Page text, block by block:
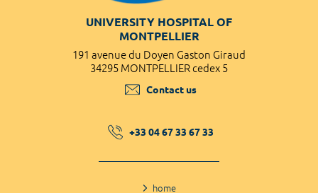
UNIVERSITY HOSPITAL OF
MONTPELLIER
191 avenue du Doyen Gaston Giraud
34295 MONTPELLIER cedex 5
Contact us
+33 04 67 33 67 33
home